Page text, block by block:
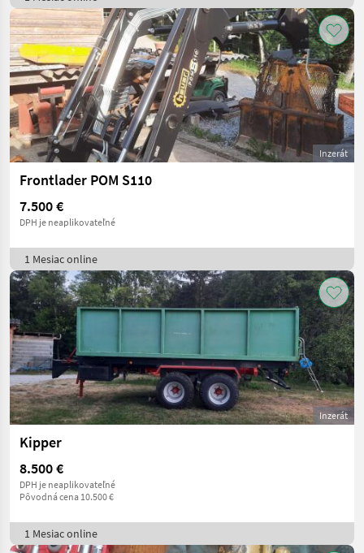
Inzerát
Frontlader POM S110
7.500 €
DPH je neaplikovateľné
1 Mesiac online
Inzerát
Kipper
8.500 €
DPH je neaplikovateľné
Pôvodná cena 10.500 €
1 Mesiac online